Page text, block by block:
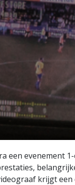
een evenement
krijgt een